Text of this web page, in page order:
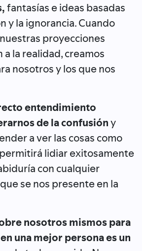
fantasías e ideas basadas
y la ignorancia. Cuando
proyecciones
la realidad, creamos
nosotros y los que nos
entendimiento
de la confusióny
a ver las cosas como
lidiar exitosamente
con cualquier
se nos presente en la
nosotros mismos para
una mejor persona es un